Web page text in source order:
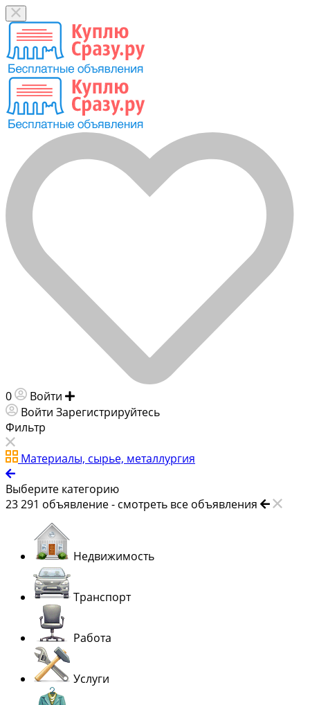
0 Войти
Войти Зарегистрируйтесь
Фильтр
Материалы, сырье, металлургия
Выберите категорию
23 291 объявление - смотреть все объявления
Недвижимость
Транспорт
Работа
Услуги